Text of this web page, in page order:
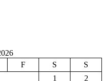
F S
S
1
2